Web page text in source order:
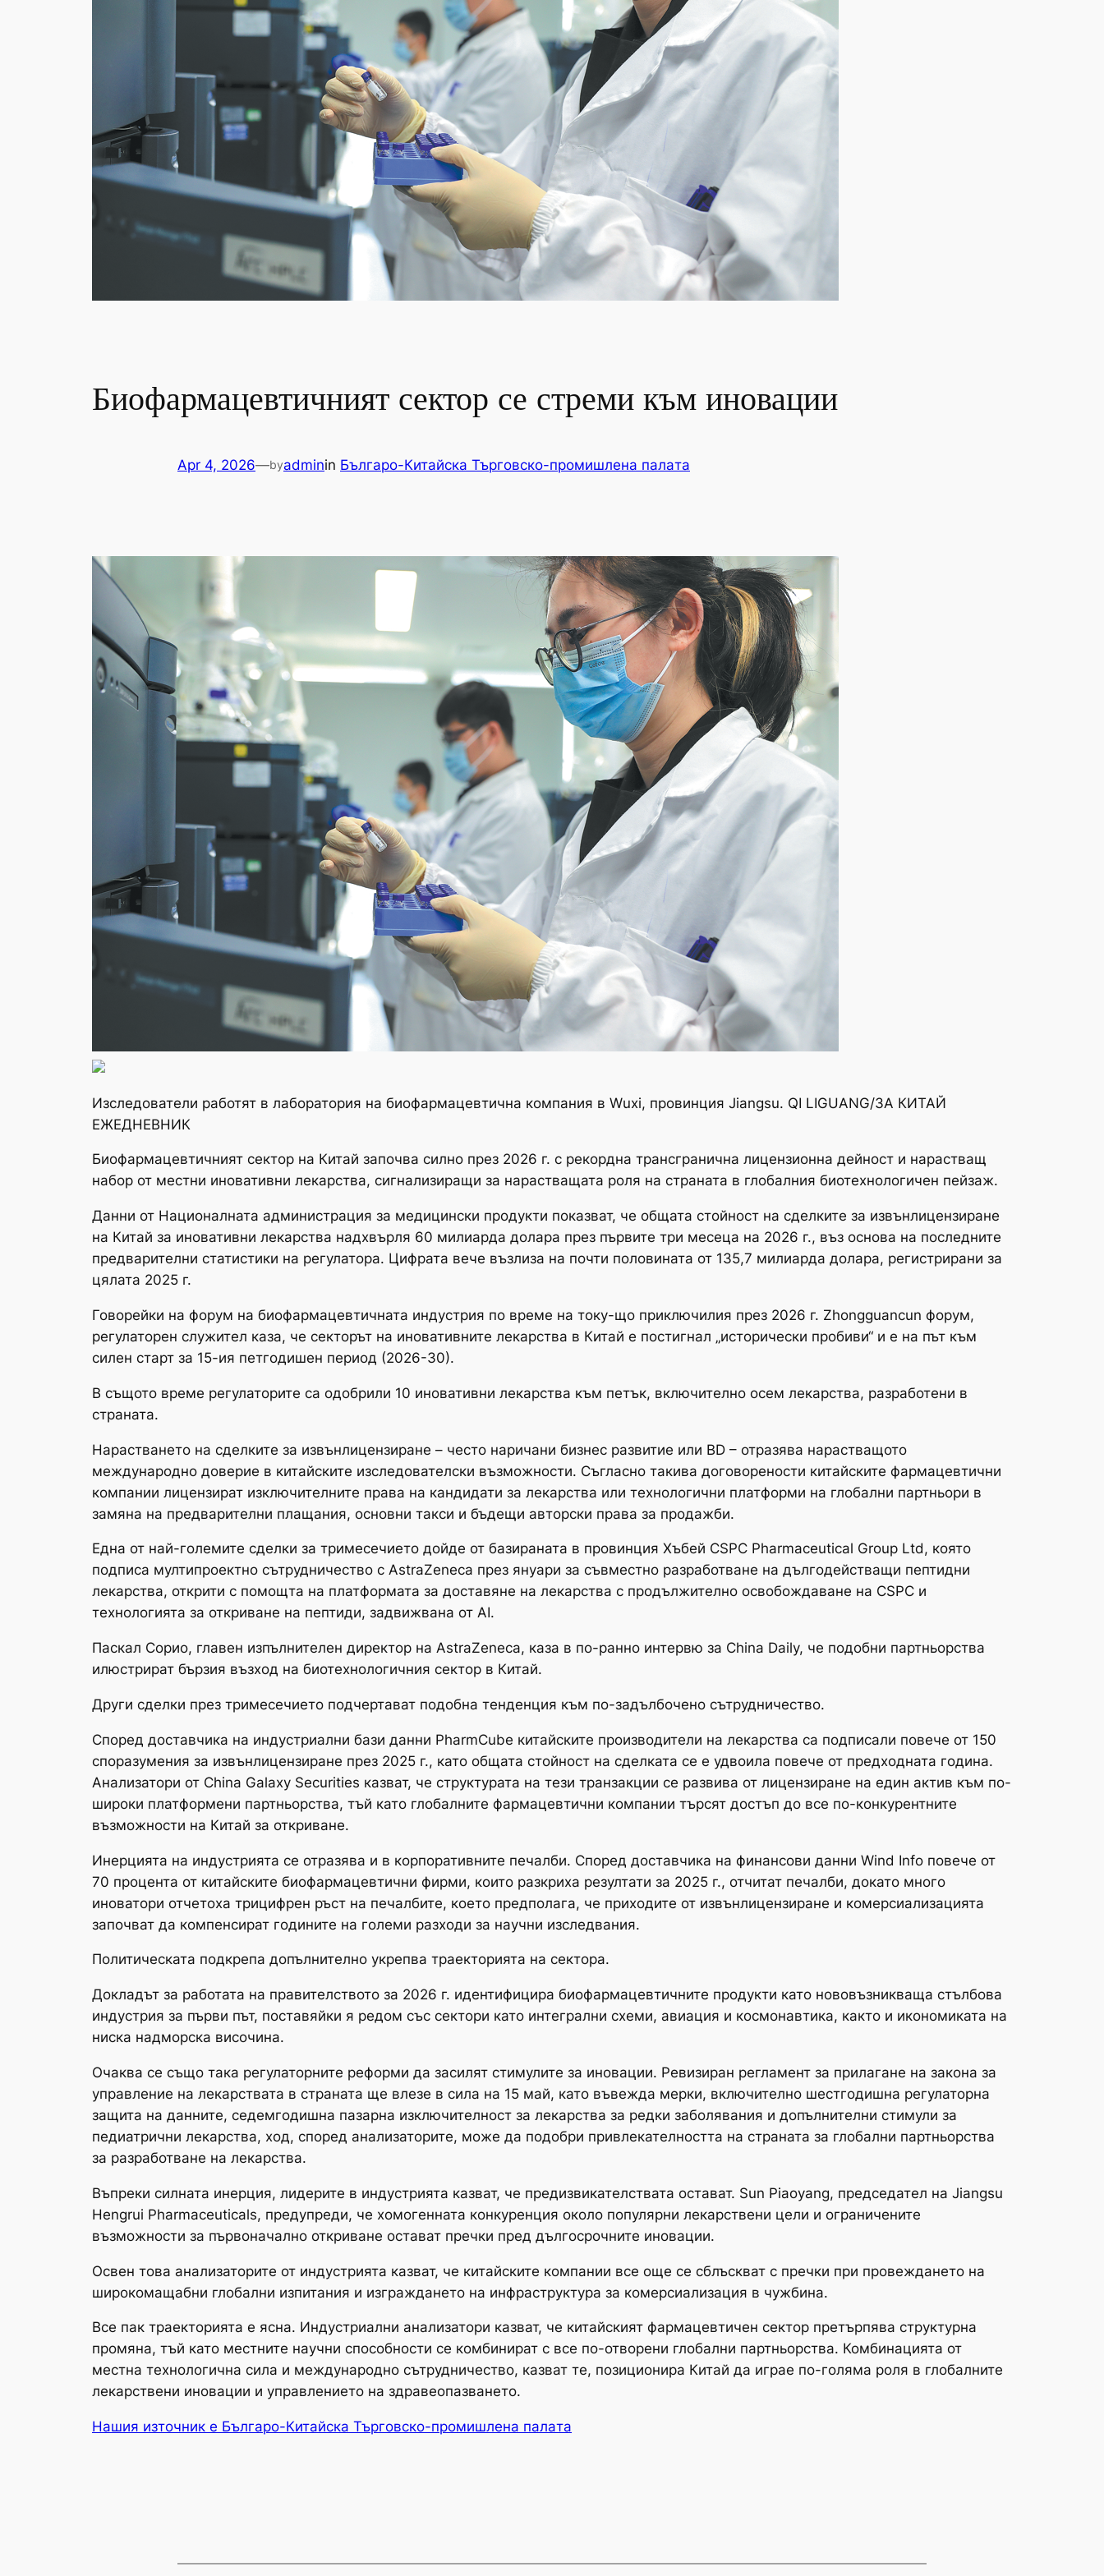
Биофармацевтичният сектор се стреми към иновации
Apr 4, 2026—byadminin Българо-Китайска Търговско-промишлена палaта
Изследователи работят в лаборатория на биофармацевтична компания в Wuxi, провинция Jiangsu. QI LIGUANG/ЗА КИТАЙ
ЕЖЕДНЕВНИК
Биофармацевтичният сектор на Китай започва силно през 2026 г. с рекордна трансгранична лицензионна дейност и нарастващ
набор от местни иновативни лекарства, сигнализиращи за нарастващата роля на страната в глобалния биотехнологичен пейзаж.
Данни от Националната администрация за медицински продукти показват, че общата стойност на сделките за извънлицензиране
на Китай за иновативни лекарства надхвърля 60 милиарда долара през първите три месеца на 2026 г., въз основа на последните
предварителни статистики на регулатора. Цифрата вече възлиза на почти половината от 135,7 милиарда долара, регистрирани за
цялата 2025 г.
Говорейки на форум на биофармацевтичната индустрия по време на току-що приключилия през 2026 г. Zhongguancun форум,
регулаторен служител каза, че секторът на иновативните лекарства в Китай е постигнал „исторически пробиви“ и е на път към
силен старт за 15-ия петгодишен период (2026-30).
В същото време регулаторите са одобрили 10 иновативни лекарства към петък, включително осем лекарства, разработени в
страната.
Нарастването на сделките за извънлицензиране – често наричани бизнес развитие или BD – отразява нарастващото
международно доверие в китайските изследователски възможности. Съгласно такива договорености китайските фармацевтични
компании лицензират изключителните права на кандидати за лекарства или технологични платформи на глобални партньори в
замяна на предварителни плащания, основни такси и бъдещи авторски права за продажби.
Една от най-големите сделки за тримесечието дойде от базираната в провинция Хъбей CSPC Pharmaceutical Group Ltd, която
подписа мултипроектно сътрудничество с AstraZeneca през януари за съвместно разработване на дългодействащи пептидни
лекарства, открити с помощта на платформата за доставяне на лекарства с продължително освобождаване на CSPC и
технологията за откриване на пептиди, задвижвана от AI.
Паскал Сорио, главен изпълнителен директор на AstraZeneca, каза в по-ранно интервю за China Daily, че подобни партньорства
илюстрират бързия възход на биотехнологичния сектор в Китай.
Други сделки през тримесечието подчертават подобна тенденция към по-задълбочено сътрудничество.
Според доставчика на индустриални бази данни PharmCube китайските производители на лекарства са подписали повече от 150
споразумения за извънлицензиране през 2025 г., като общата стойност на сделката се е удвоила повече от предходната година.
Анализатори от China Galaxy Securities казват, че структурата на тези транзакции се развива от лицензиране на един актив към по-
широки платформени партньорства, тъй като глобалните фармацевтични компании търсят достъп до все по-конкурентните
възможности на Китай за откриване.
Инерцията на индустрията се отразява и в корпоративните печалби. Според доставчика на финансови данни Wind Info повече от
70 процента от китайските биофармацевтични фирми, които разкриха резултати за 2025 г., отчитат печалби, докато много
иноватори отчетоха трицифрен ръст на печалбите, което предполага, че приходите от извънлицензиране и комерсиализацията
започват да компенсират годините на големи разходи за научни изследвания.
Политическата подкрепа допълнително укрепва траекторията на сектора.
Докладът за работата на правителството за 2026 г. идентифицира биофармацевтичните продукти като нововъзникваща стълбова
индустрия за първи път, поставяйки я редом със сектори като интегрални схеми, авиация и космонавтика, както и икономиката на
ниска надморска височина.
Очаква се също така регулаторните реформи да засилят стимулите за иновации. Ревизиран регламент за прилагане на закона за
управление на лекарствата в страната ще влезе в сила на 15 май, като въвежда мерки, включително шестгодишна регулаторна
защита на данните, седемгодишна пазарна изключителност за лекарства за редки заболявания и допълнителни стимули за
педиатрични лекарства, ход, според анализаторите, може да подобри привлекателността на страната за глобални партньорства
за разработване на лекарства.
Въпреки силната инерция, лидерите в индустрията казват, че предизвикателствата остават. Sun Piaoyang, председател на Jiangsu
Hengrui Pharmaceuticals, предупреди, че хомогенната конкуренция около популярни лекарствени цели и ограничените
възможности за първоначално откриване остават пречки пред дългосрочните иновации.
Освен това анализаторите от индустрията казват, че китайските компании все още се сблъскват с пречки при провеждането на
широкомащабни глобални изпитания и изграждането на инфраструктура за комерсиализация в чужбина.
Все пак траекторията е ясна. Индустриални анализатори казват, че китайският фармацевтичен сектор претърпява структурна
промяна, тъй като местните научни способности се комбинират с все по-отворени глобални партньорства. Комбинацията от
местна технологична сила и международно сътрудничество, казват те, позиционира Китай да играе по-голяма роля в глобалните
лекарствени иновации и управлението на здравеопазването.
Нашия източник е Българо-Китайска Търговско-промишлена палaта